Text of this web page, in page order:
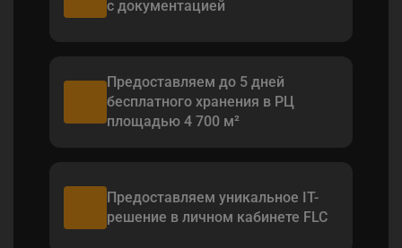
с документацией
Предоставляем до 5 дней
бесплатного хранения в РЦ
площадью 4 700 м²
Предоставляем уникальное IT-
решение в личном кабинете FLC